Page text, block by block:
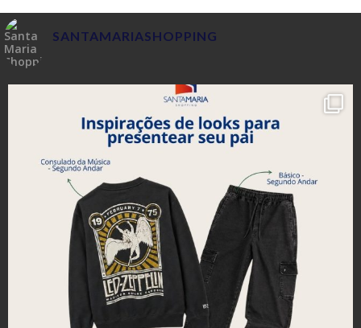
SANTAMARIASHOPPING